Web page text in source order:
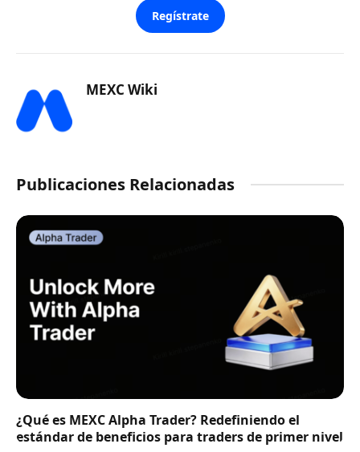
Regístrate
MEXC Wiki
Publicaciones Relacionadas
¿Qué es MEXC Alpha Trader? Redefiniendo el
estándar de beneficios para traders de primer nivel